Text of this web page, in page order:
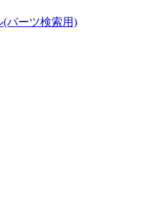
(パーツ検索用)